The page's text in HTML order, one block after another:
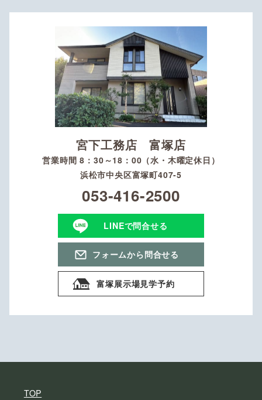
宮下工務店 富塚店
営業時間 8：30～18：00（水・木曜定休日）
浜松市中央区富塚町407-5
053-416-2500
LINEで問合せる
フォームから問合せる
富塚展示場見学予約
TOP